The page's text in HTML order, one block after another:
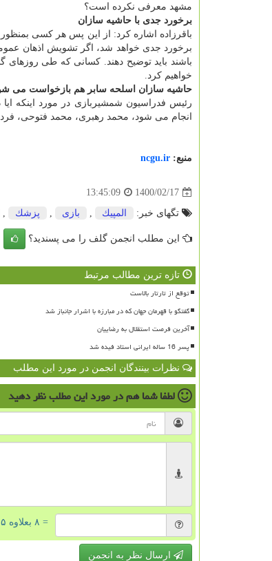
مشهد معرفی نکرده است؟
برخورد جدی با حاشیه سازان
باقرزاده اشاره کرد: از این پس هر کسی
برخورد جدی خواهد شد، اگر تشویش اذهان
باشند باید توضیح دهند. کسانی که طی روزهای
خواهیم کرد.
حاشیه سازان اسلحه سابر هم بازخواست می
رئیس فدراسیون شمشیربازی در مورد اینکه
انجام می شود، محمد رهبری، محمد فتوحی، فردا
منبع: ncgu.ir
1400/02/17
13:45:09
تگهای خبر: المپیك , بازی , پزشك ,
این مطلب انجمن گلف را می پسندید؟
تازه ترین مطالب مرتبط
توقع از تارتار بالاست
گفتگو با قهرمان جهان که در مبارزه با اشرار جانباز شد
آخرین فرصت استقلال به رضاییان
پسر 16 ساله ایرانی استاد فیده شد
نظرات بینندگان انجمن در مورد این مطلب
لطفا شما همدر مورد این مطلبنظر دهید
= ۸ بعلاوه ۵
ارسال نظر به انجمن